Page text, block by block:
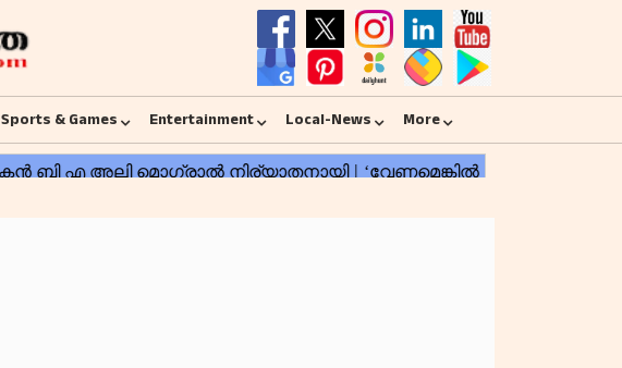
Sports & Games Entertainment Local-News More